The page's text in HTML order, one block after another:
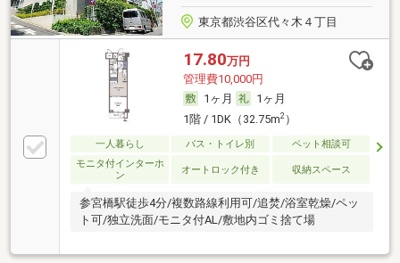
東京都渋谷区代々木４丁目
17.80万円
管理費10,000円
1ヶ月
1ヶ月
1階 / 1DK（32.75m2）
一人暮らし バス・トイレ別
ペット相談可
モニタ付インターホ
ン
オートロック付き 収納スペース
参宮橋駅徒歩4分/複数路線利用可/追焚/浴室乾燥/ペッ
ト可/独立洗面/モニタ付AL/敷地内ゴミ捨て場